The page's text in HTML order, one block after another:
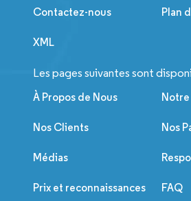
Contactez-nous Plan
XML
Les pages suivantes sont
À Propos de Nous
Nos Clients Nos
Médias
Prix et reconnaissances FAQ